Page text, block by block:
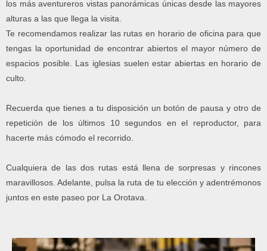
los más aventureros vistas panorámicas únicas desde las mayores
alturas a las que llega la visita.
Te recomendamos realizar las rutas en horario de oficina para que
tengas la oportunidad de encontrar abiertos el mayor número de
espacios posible. Las iglesias suelen estar abiertas en horario de
culto.
Recuerda que tienes a tu disposición un botón de pausa y otro de
repetición de los últimos 10 segundos en el reproductor, para
hacerte más cómodo el recorrido.
Cualquiera de las dos rutas está llena de sorpresas y rincones
maravillosos. Adelante, pulsa la ruta de tu elección y adentrémonos
juntos en este paseo por La Orotava.